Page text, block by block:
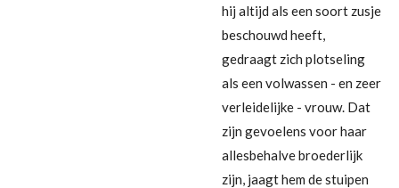
hij altijd als een soort zusje
beschouwd heeft,
gedraagt zich plotseling
als een volwassen - en zeer
verleidelijke - vrouw. Dat
zijn gevoelens voor haar
allesbehalve broederlijk
zijn, jaagt hem de stuipen